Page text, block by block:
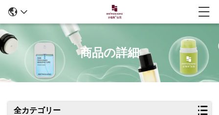
商品の詳細
全カテゴリー